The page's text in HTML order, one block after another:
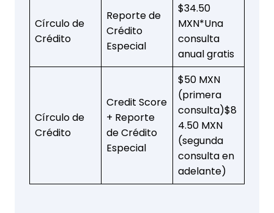
Círculo de
Crédito
Reporte de
Crédito
Especial
$34.50
MXN*Una
consulta
anual gratis
Círculo de
Crédito
Credit Score
+ Reporte
de Crédito
Especial
$50 MXN
(primera
consulta)$8
4.50 MXN
(segunda
consulta en
adelante)